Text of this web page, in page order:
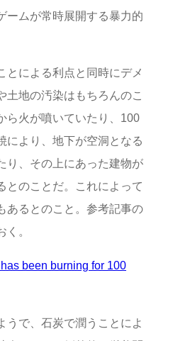
ームが常時展開する暴力的
とによる利点と同時にデメ
土地の汚染はもちろんのこ
ら火が噴いていたり、100
により、地下が空洞となる
り、その上にあった建物が
とのことだ。これによって
あるとのこと。参考記事の
。
been burning for 100
うで、石炭で潤うことによ